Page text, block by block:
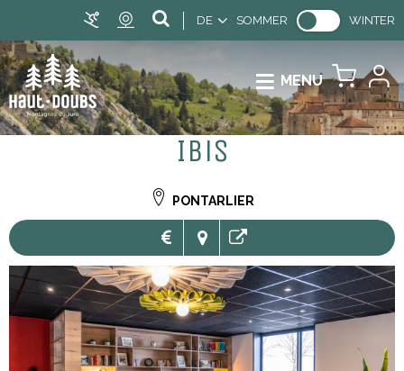
DE SOMMER WINTER
MENU
Ibis
PONTARLIER